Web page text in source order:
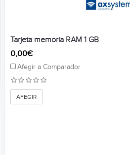
Tarjeta memoria RAM 1 GB
0,00€
Afegir a Comparador
AFEGIR